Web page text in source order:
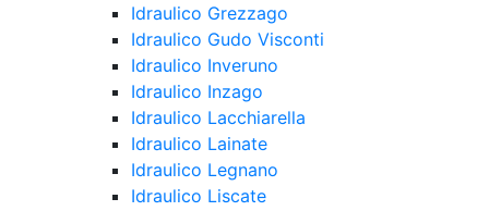
Idraulico Grezzago
Idraulico Gudo Visconti
Idraulico Inveruno
Idraulico Inzago
Idraulico Lacchiarella
Idraulico Lainate
Idraulico Legnano
Idraulico Liscate